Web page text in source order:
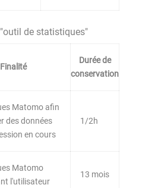
de statistiques"
Finalité
Durée de
conservation
Matomo afin
des données
en cours
1/2h
Matomo
l'utilisateur
13 mois